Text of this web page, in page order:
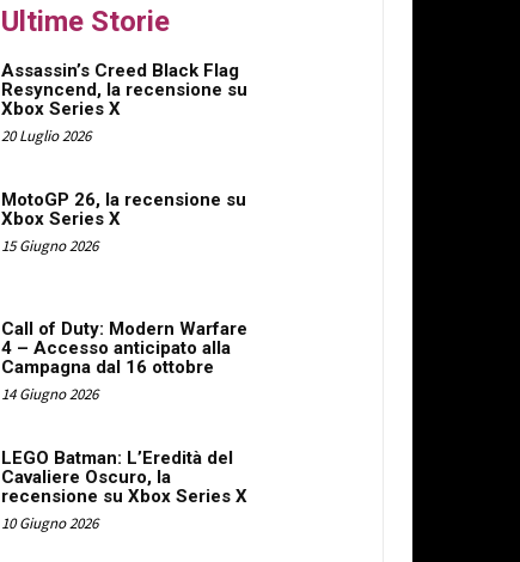
Ultime Storie
Assassin’s Creed Black Flag
Resyncend, la recensione su
Xbox Series X
20 Luglio 2026
MotoGP 26, la recensione su
Xbox Series X
15 Giugno 2026
Call of Duty: Modern Warfare
4 – Accesso anticipato alla
Campagna dal 16 ottobre
14 Giugno 2026
LEGO Batman: L’Eredità del
Cavaliere Oscuro, la
recensione su Xbox Series X
10 Giugno 2026